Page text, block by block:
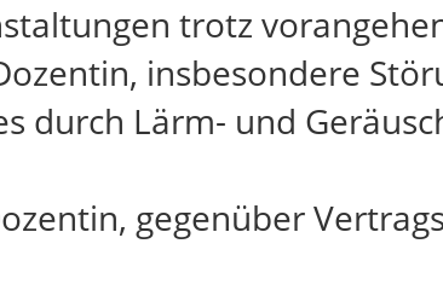
trotz
insbesondere
durch Lärm- und
gegenüber